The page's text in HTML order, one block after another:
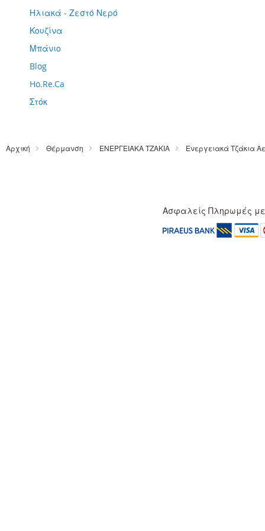
Ηλιακά - Ζεστό Νερό
Κουζίνα
Μπάνιο
Blog
Ho.Re.Ca
Στόκ
Αρχική Θέρμανση ΕΝΕΡΓΕΙΑΚΑ ΤΖΑΚΙΑ Ενεργειακά Τζάκια
Ασφαλείς Πληρωμές με